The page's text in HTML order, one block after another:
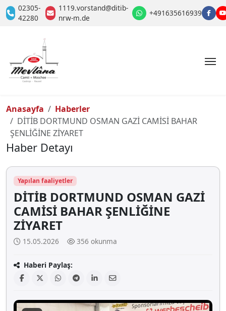
02305-
42280
1119.vorstand@ditib-
nrw-m.de
+491635616939
Anasayfa
Haberler
DİTİB DORTMUND OSMAN GAZİ CAMİSİ BAHAR
ŞENLİĞİNE ZİYARET
Haber Detayı
Yapılan faaliyetler
DİTİB DORTMUND OSMAN GAZİ
CAMİSİ BAHAR ŞENLİĞİNE
ZİYARET
15.05.2026 356 okunma
Haberi Paylaş: